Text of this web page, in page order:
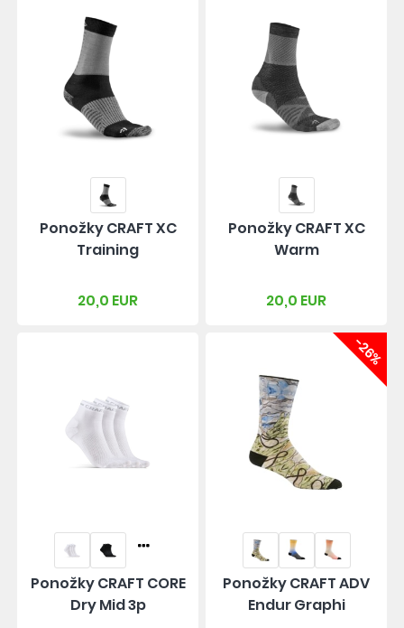
Ponožky CRAFT XC
Training
20,0 EUR
Ponožky CRAFT XC
Warm
20,0 EUR
Ponožky CRAFT CORE
Dry Mid 3p
-26%
Ponožky CRAFT ADV
Endur Graphi